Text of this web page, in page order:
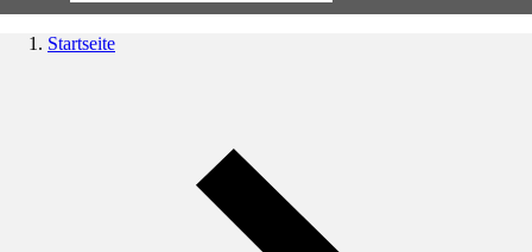
Startseite